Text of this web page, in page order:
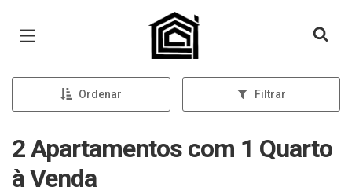
Página inicial
Ordenar Filtrar
2 Apartamentos com 1 Quarto
à Venda